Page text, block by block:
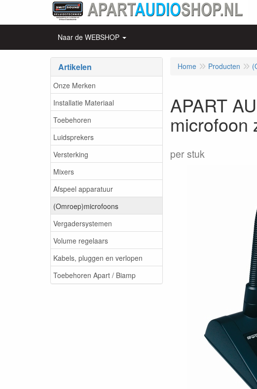
Naar de WEBSHOP
Artikelen
Onze Merken
Installatie Materiaal
Toebehoren
Luidsprekers
Versterking
Mixers
Afspeel apparatuur
(Omroep)microfoons
Vergadersystemen
Volume regelaars
Kabels, pluggen en verlopen
Toebehoren Apart / Biamp
Home Producten
APART
microfoon
per stuk